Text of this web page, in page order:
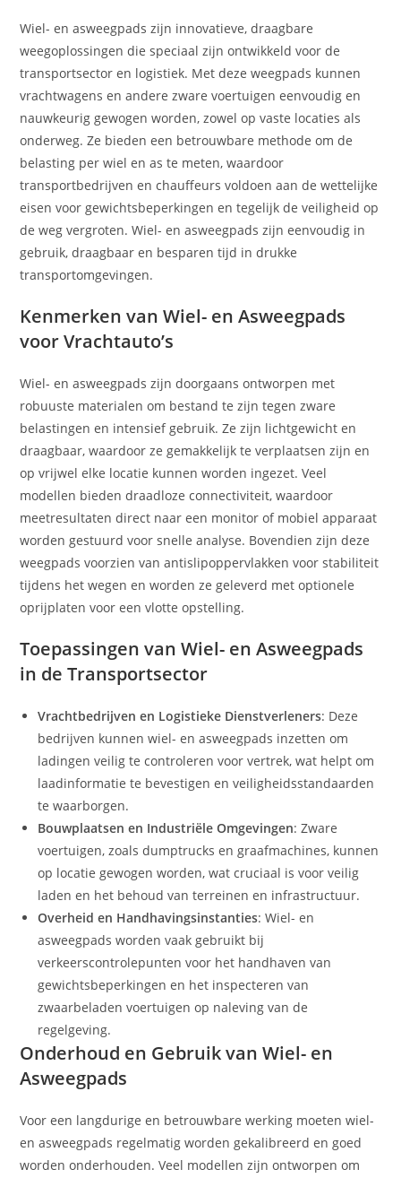
Wiel- en asweegpads zijn innovatieve, draagbare
weegoplossingen die speciaal zijn ontwikkeld voor de
transportsector en logistiek. Met deze weegpads kunnen
vrachtwagens en andere zware voertuigen eenvoudig en
nauwkeurig gewogen worden, zowel op vaste locaties als
onderweg. Ze bieden een betrouwbare methode om de
belasting per wiel en as te meten, waardoor
transportbedrijven en chauffeurs voldoen aan de wettelijke
eisen voor gewichtsbeperkingen en tegelijk de veiligheid op
de weg vergroten. Wiel- en asweegpads zijn eenvoudig in
gebruik, draagbaar en besparen tijd in drukke
transportomgevingen.
Kenmerken van Wiel- en Asweegpads
voor Vrachtauto’s
Wiel- en asweegpads zijn doorgaans ontworpen met
robuuste materialen om bestand te zijn tegen zware
belastingen en intensief gebruik. Ze zijn lichtgewicht en
draagbaar, waardoor ze gemakkelijk te verplaatsen zijn en
op vrijwel elke locatie kunnen worden ingezet. Veel
modellen bieden draadloze connectiviteit, waardoor
meetresultaten direct naar een monitor of mobiel apparaat
worden gestuurd voor snelle analyse. Bovendien zijn deze
weegpads voorzien van antislipoppervlakken voor stabiliteit
tijdens het wegen en worden ze geleverd met optionele
oprijplaten voor een vlotte opstelling.
Toepassingen van Wiel- en Asweegpads
in de Transportsector
Vrachtbedrijven en Logistieke Dienstverleners: Deze
bedrijven kunnen wiel- en asweegpads inzetten om
ladingen veilig te controleren voor vertrek, wat helpt om
laadinformatie te bevestigen en veiligheidsstandaarden
te waarborgen.
Bouwplaatsen en Industriële Omgevingen: Zware
voertuigen, zoals dumptrucks en graafmachines, kunnen
op locatie gewogen worden, wat cruciaal is voor veilig
laden en het behoud van terreinen en infrastructuur.
Overheid en Handhavingsinstanties: Wiel- en
asweegpads worden vaak gebruikt bij
verkeerscontrolepunten voor het handhaven van
gewichtsbeperkingen en het inspecteren van
zwaarbeladen voertuigen op naleving van de
regelgeving.
Onderhoud en Gebruik van Wiel- en
Asweegpads
Voor een langdurige en betrouwbare werking moeten wiel-
en asweegpads regelmatig worden gekalibreerd en goed
worden onderhouden. Veel modellen zijn ontworpen om